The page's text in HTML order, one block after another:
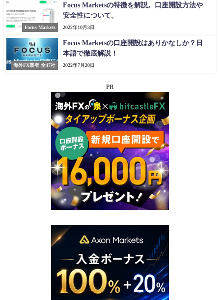
Focus Markets
Focus Marketsの特徴を解説。口座開設方法や
安全性について。
2022年10月3日
海外FX業者 全47社
Focus Marketsの口座開設はありかなしか？日
本語で徹底解説！
2022年7月20日
PR